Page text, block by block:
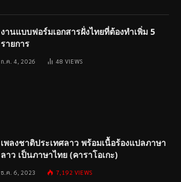
งานแบบฟอร์มเอกสารฝั่งไทยที่ต้องทำเพิ่ม 5
รายการ
ก.ค. 4, 2026 48 VIEWS
เพลงชาติประเทศลาว พร้อมเนื้อร้องแปลภาษา
ลาว เป็นภาษาไทย (คาราโอเกะ)
ธ.ค. 6, 2023 7,192 VIEWS